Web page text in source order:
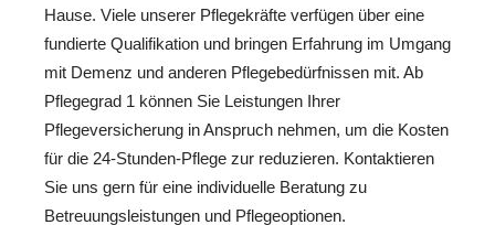
Hause. Viele unserer Pflegekräfte verfügen über eine
fundierte Qualifikation und bringen Erfahrung im Umgang
mit Demenz und anderen Pflegebedürfnissen mit. Ab
Pflegegrad 1 können Sie Leistungen Ihrer
Pflegeversicherung in Anspruch nehmen, um die Kosten
für die 24-Stunden-Pflege zur reduzieren. Kontaktieren
Sie uns gern für eine individuelle Beratung zu
Betreuungsleistungen und Pflegeoptionen.